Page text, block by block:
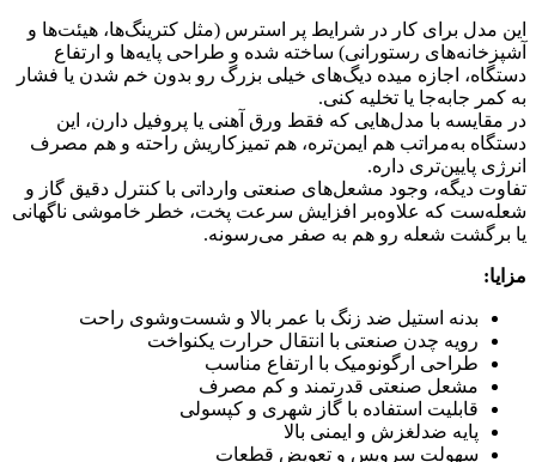
این مدل برای کار در شرایط پر استرس (مثل کترینگ‌ها، هیئت‌ها و
آشپزخانه‌های رستورانی) ساخته شده و طراحی پایه‌ها و ارتفاع
دستگاه، اجازه میده دیگ‌های خیلی بزرگ رو بدون خم شدن یا فشار
به کمر جابه‌جا یا تخلیه کنی.
در مقایسه با مدل‌هایی که فقط ورق آهنی یا پروفیل دارن، این
دستگاه به‌مراتب هم ایمن‌تره، هم تمیزکاریش راحته و هم مصرف
انرژی پایین‌تری داره.
تفاوت دیگه، وجود مشعل‌های صنعتی وارداتی با کنترل دقیق گاز و
شعله‌ست که علاوه‌بر افزایش سرعت پخت، خطر خاموشی ناگهانی
یا برگشت شعله رو هم به صفر می‌رسونه.
مزایا:
بدنه استیل ضد زنگ با عمر بالا و شست‌وشوی راحت
رویه چدن صنعتی با انتقال حرارت یکنواخت
طراحی ارگونومیک با ارتفاع مناسب
مشعل صنعتی قدرتمند و کم مصرف
قابلیت استفاده با گاز شهری و کپسولی
پایه ضدلغزش و ایمنی بالا
سهولت سرویس و تعویض قطعات